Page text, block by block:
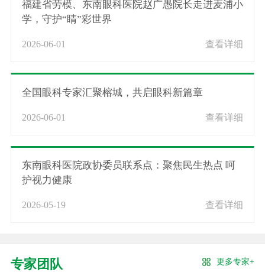
福建省劳模、东南眼科医院赵广愚院长走进麦浦小
学，守护“睛”彩世界
2026-06-01 查看详细
全国眼科专家汇聚榕城，共启眼科新篇章
2026-06-01 查看详细
东南眼科医院政协委员联系点：聚焦民生热点 呵
护视力健康
2026-05-19 查看详细
专家团队 更多专家+